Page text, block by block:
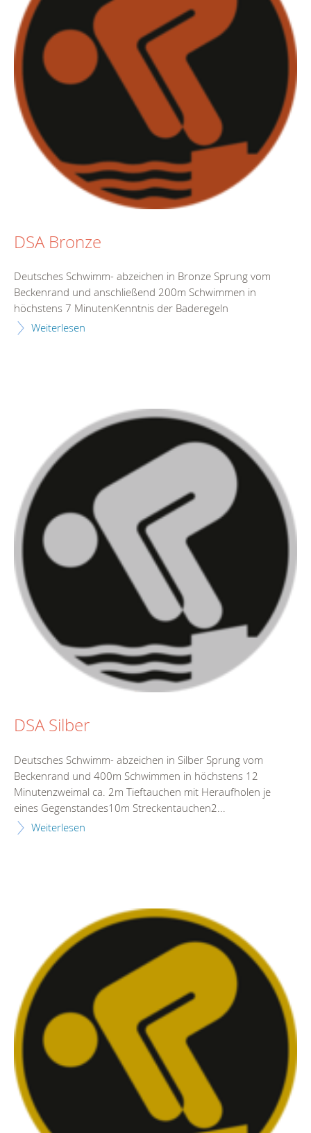
DSA Bronze
Deutsches Schwimm- abzeichen in Bronze Sprung vom
Beckenrand und anschließend 200m Schwimmen in
höchstens 7 MinutenKenntnis der Baderegeln
Weiterlesen
DSA Silber
Deutsches Schwimm- abzeichen in Silber Sprung vom
Beckenrand und 400m Schwimmen in höchstens 12
Minutenzweimal ca. 2m Tieftauchen mit Heraufholen je
eines Gegenstandes10m Streckentauchen2...
Weiterlesen